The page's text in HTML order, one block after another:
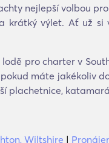
nejlepší volbou
výlet. Ať už
pro charter v
máte jakékoliv
plachetnice,
Wiltshire |